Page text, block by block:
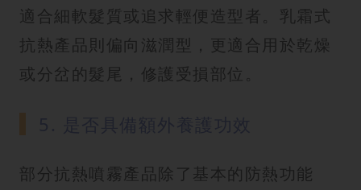
適合細軟髮質或追求輕便造型者。乳霜式
抗熱產品則偏向滋潤型，更適合用於乾燥
或分岔的髮尾，修護受損部位。
部分抗熱噴霧產品除了基本的防熱功能